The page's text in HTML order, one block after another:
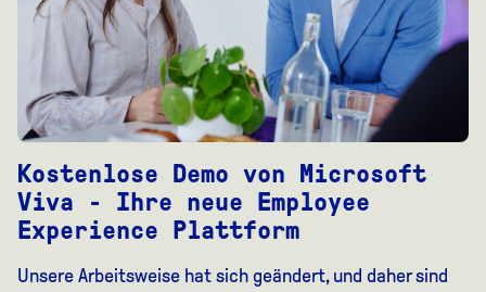
Kostenlose Demo von Microsoft
Viva - Ihre neue Employee
Experience Plattform
Unsere Arbeitsweise hat sich geändert, und daher sind